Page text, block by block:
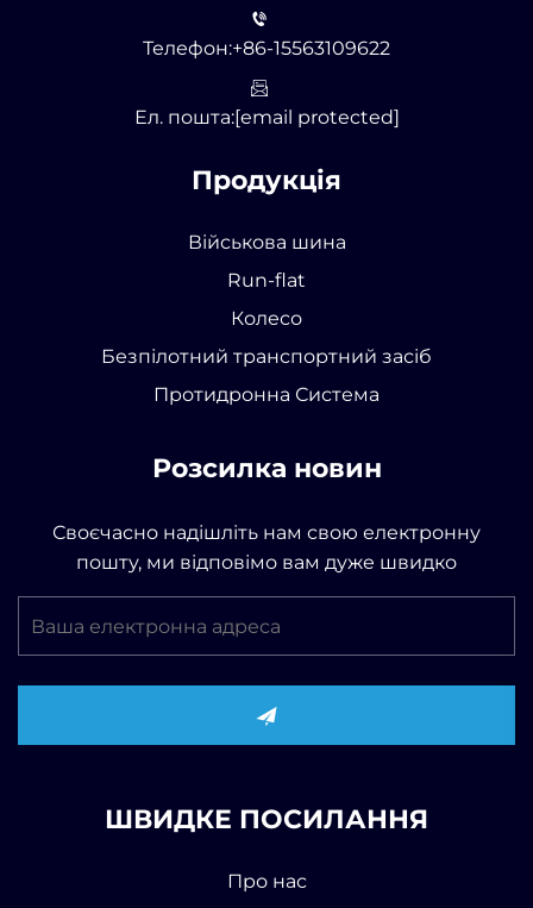
Телефон:+86-15563109622
Ел. пошта:[email protected]
Продукція
Військова шина
Run-flat
Колесо
Безпілотний транспортний засіб
Протидронна Система
Розсилка новин
Своєчасно надішліть нам свою електронну
пошту, ми відповімо вам дуже швидко
ШВИДКЕ ПОСИЛАННЯ
Про нас